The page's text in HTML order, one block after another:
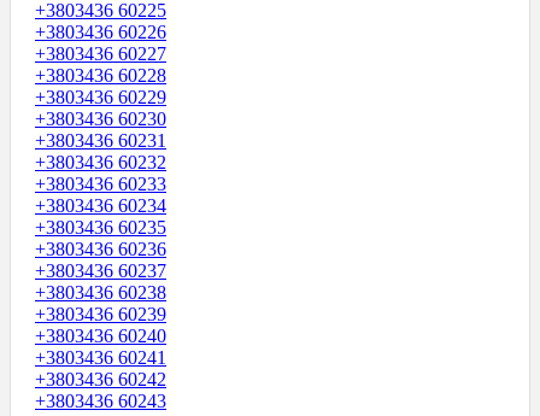
+3803436 60225
+3803436 60226
+3803436 60227
+3803436 60228
+3803436 60229
+3803436 60230
+3803436 60231
+3803436 60232
+3803436 60233
+3803436 60234
+3803436 60235
+3803436 60236
+3803436 60237
+3803436 60238
+3803436 60239
+3803436 60240
+3803436 60241
+3803436 60242
+3803436 60243